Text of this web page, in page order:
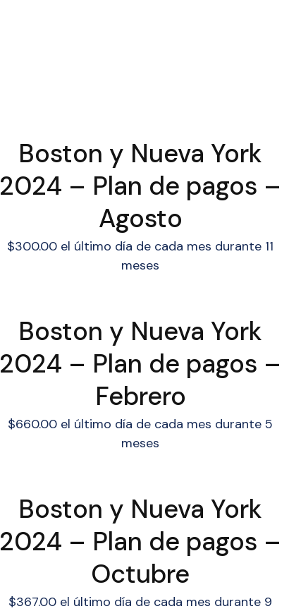
Boston y Nueva York
2024 – Plan de pagos –
Agosto
$300.00 el último día de cada mes durante 11
meses
Boston y Nueva York
2024 – Plan de pagos –
Febrero
$660.00 el último día de cada mes durante 5
meses
Boston y Nueva York
2024 – Plan de pagos –
Octubre
$367.00 el último día de cada mes durante 9